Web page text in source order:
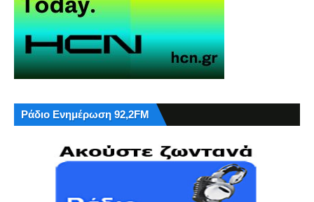
Ράδιο Ενημέρωση 92,2FM